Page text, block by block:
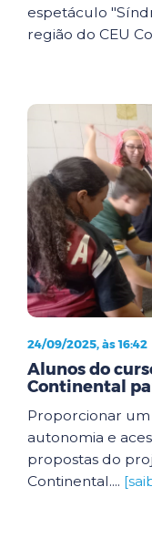
espetáculo
região do CEU
24/09/2025, às 16:42
Alunos do
Continental
Proporcionar
autonomia e
propostas do
Continental....